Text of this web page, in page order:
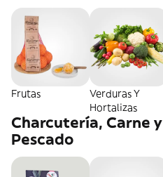
Frutas
Verduras Y
Hortalizas
Charcutería, Carne y
Pescado